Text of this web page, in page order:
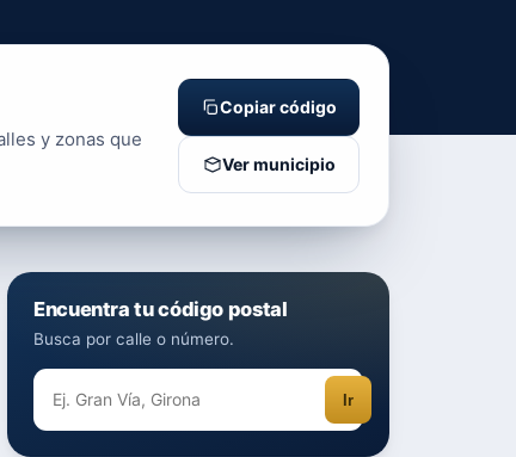
y zonas que
Copiar código
Ver municipio
Encuentra tu código postal
Busca por calle o número.
Ir